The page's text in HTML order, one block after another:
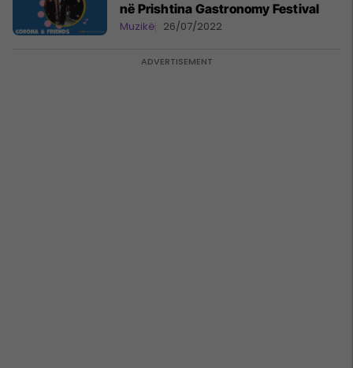
në Prishtina Gastronomy Festival
Muzikë 26/07/2022